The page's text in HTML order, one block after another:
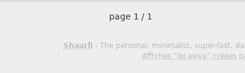
page 1 / 1
Shaarli - The personal, minimalist, super-fast,
Affiches "loi aviva" créées